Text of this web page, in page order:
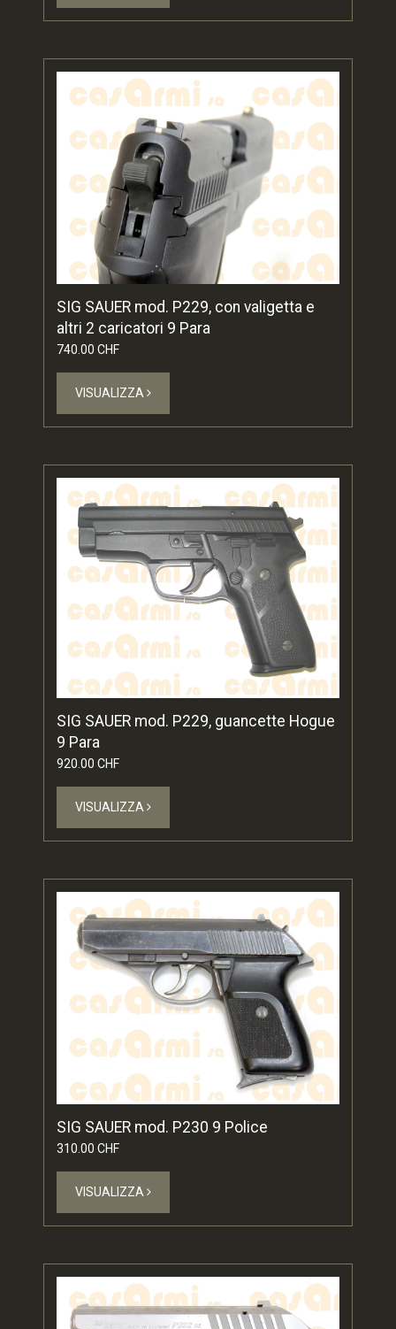
SIG SAUER mod. P229, con valigetta e
altri 2 caricatori 9 Para
740.00 CHF
VISUALIZZA
SIG SAUER mod. P229, guancette Hogue
9 Para
920.00 CHF
VISUALIZZA
SIG SAUER mod. P230 9 Police
310.00 CHF
VISUALIZZA